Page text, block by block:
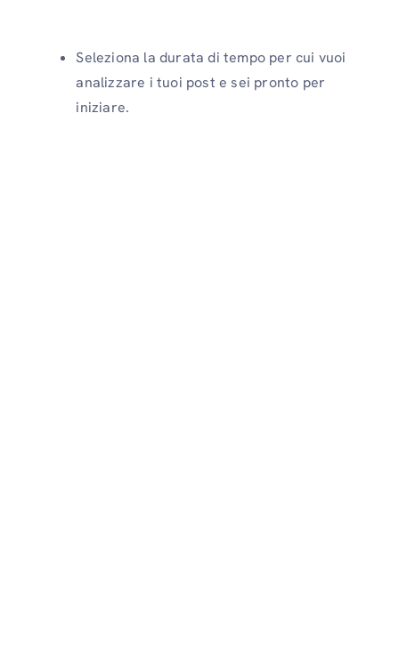
Seleziona la durata di tempo per cui vuoi
analizzare i tuoi post e sei pronto per
iniziare.